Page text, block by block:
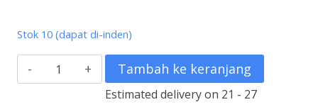
Stok 10 (dapat di-inden)
Kuantitas
Easy
Tambah ke keranjang
Estimated delivery on 21 - 27